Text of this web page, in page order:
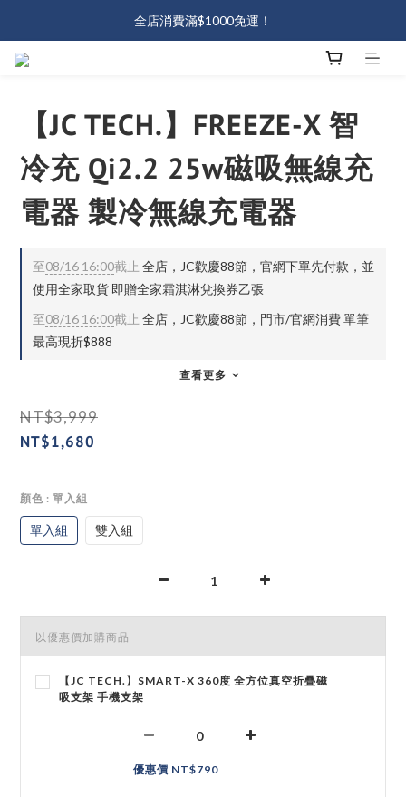
J會員熱情招募中🔥會員熱情招募中！加入即送50元💖
全店消費滿$1000免運！
J會員熱情招募中🔥會員熱情招募中！加入即送50元💖
【JC TECH.】FREEZE-X 智
冷充 Qi2.2 25w磁吸無線充
電器 製冷無線充電器
至08/16 16:00截止 全店，JC歡慶88節，官網下單先付款，並
使用全家取貨 即贈全家霜淇淋兌換券乙張
至08/16 16:00截止 全店，JC歡慶88節，門市/官網消費 單筆
最高現折$888
查看更多
NT$3,999
NT$1,680
顏色 : 單入組
單入組 雙入組
以優惠價加購商品
【JC TECH.】SMART-X 360度 全方位真空折疊磁
吸支架 手機支架
優惠價 NT$790